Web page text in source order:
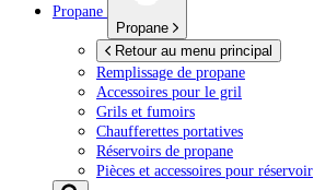
Propane
Propane
Retour au menu principal
Remplissage de propane
Accessoires pour le gril
Grils et fumoirs
Chaufferettes portatives
Réservoirs de propane
Pièces et accessoires pour réservoir